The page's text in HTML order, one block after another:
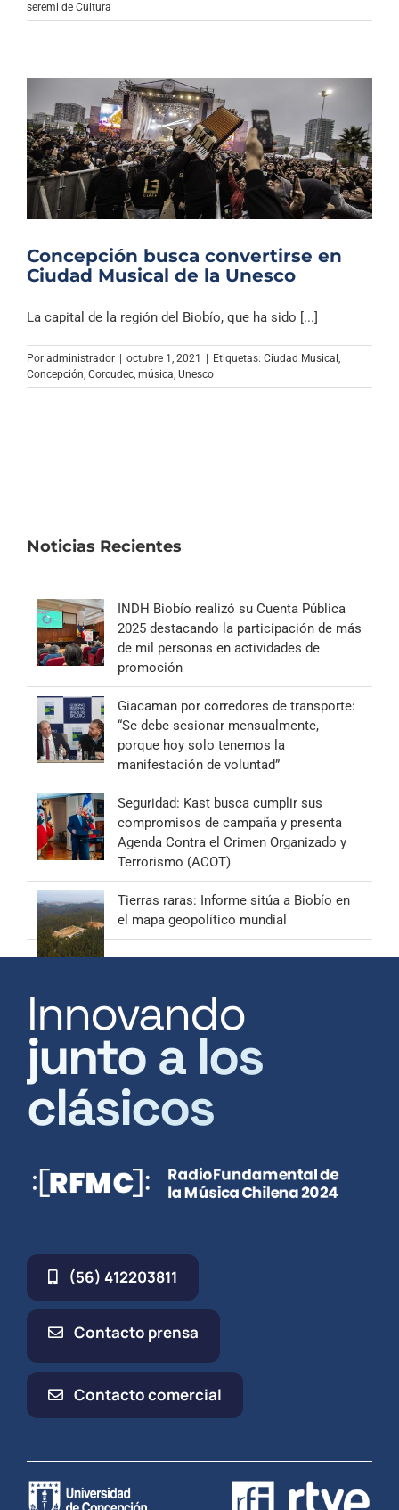
seremi de Cultura
Concepción busca convertirse en
Ciudad Musical de la Unesco
La capital de la región del Biobío, que ha sido [...]
Por administrador octubre 1, 2021 Etiquetas: Ciudad Musical ,
Concepción, Corcudec, música, Unesco
Noticias Recientes
INDH Biobío realizó su Cuenta Pública
2025 destacando la participación de más
de mil personas en actividades de
promoción
Giacaman por corredores de transporte:
“Se debe sesionar mensualmente,
porque hoy solo tenemos la
manifestación de voluntad”
Seguridad: Kast busca cumplir sus
compromisos de campaña y presenta
Agenda Contra el Crimen Organizado y
Terrorismo (ACOT)
Tierras raras: Informe sitúa a Biobío en
el mapa geopolítico mundial
Innovando
junto a los
clásicos
(56) 412203811
Contacto prensa
Contacto comercial